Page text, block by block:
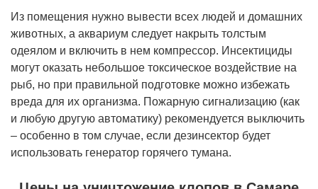
Из помещения нужно вывести всех людей и домашних
животных, а аквариум следует накрыть толстым
одеялом и включить в нем компрессор. Инсектициды
могут оказать небольшое токсическое воздействие на
рыб, но при правильной подготовке можно избежать
вреда для их организма. Пожарную сигнализацию (как
и любую другую автоматику) рекомендуется выключить
– особенно в том случае, если дезинсектор будет
использовать генератор горячего тумана.